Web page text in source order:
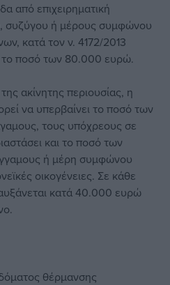
από επιχειρηματική
συζύγου ή μέρους συμφώνου
κατά τον ν. 4172/2013
το ποσό των 80.000 ευρώ.
ακίνητης περιουσίας, η
να υπερβαίνει το ποσό των
τους υπόχρεους σε
και το ποσό των
ή μέρη συμφώνου
οικογένειες. Σε κάθε
κατά 40.000 ευρώ
θέρμανσης